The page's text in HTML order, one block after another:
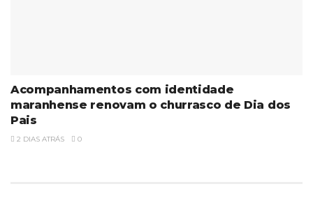
Acompanhamentos com identidade
maranhense renovam o churrasco de Dia dos
Pais
2 DIAS ATRÁS 0